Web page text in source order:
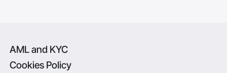
AML and KYC
Cookies Policy